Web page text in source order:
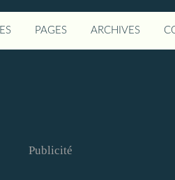
PAGES ARCHIVES
Publicité